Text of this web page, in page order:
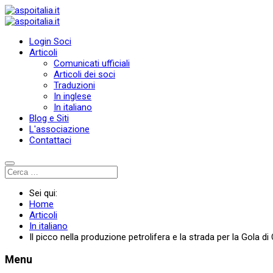
Login Soci
Articoli
Comunicati ufficiali
Articoli dei soci
Traduzioni
In inglese
In italiano
Blog e Siti
L'associazione
Contattaci
Sei qui:
Home
Articoli
In italiano
Il picco nella produzione petrolifera e la strada per la Gola di
Menu